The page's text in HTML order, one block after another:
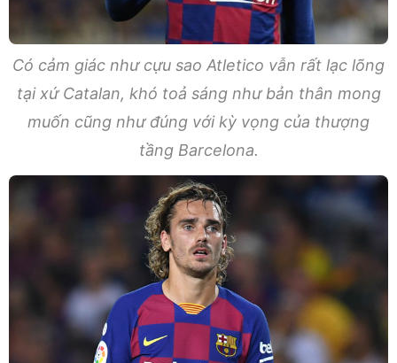
Có cảm giác như cựu sao Atletico vẫn rất lạc lõng
tại xứ Catalan, khó toả sáng như bản thân mong
muốn cũng như đúng với kỳ vọng của thượng
tầng Barcelona.